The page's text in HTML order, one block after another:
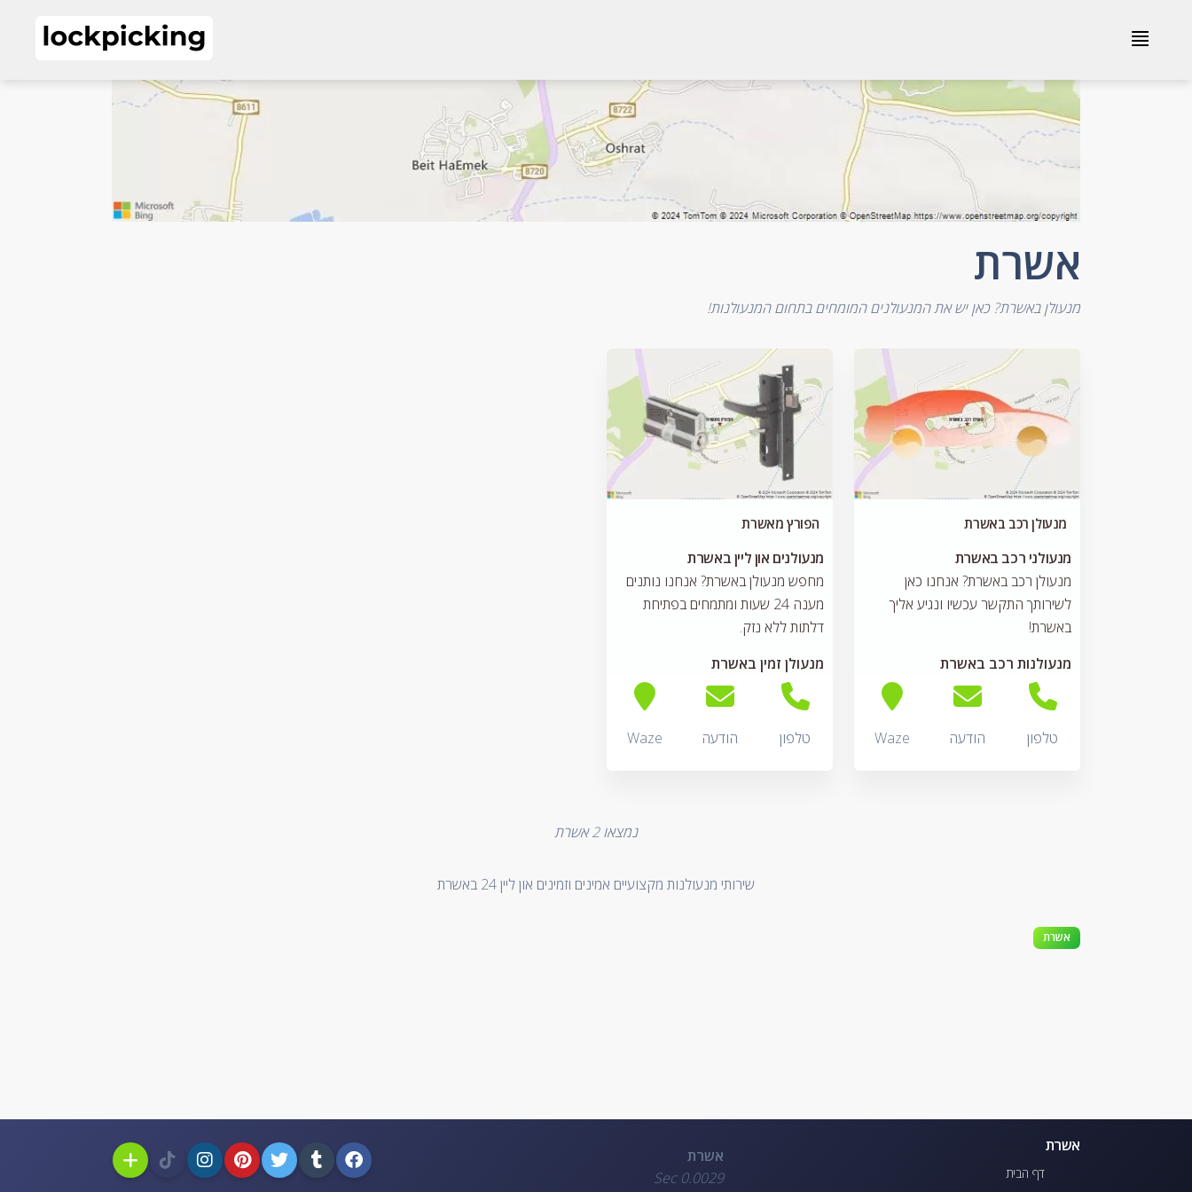
אשרת
≣
אשרת
מנעולן באשרת? כאן יש את המנעולנים המומחים בתחום המנעולנות!
מנעולן רכב באשרת
מנעולני רכב באשרת
מנעולן רכב באשרת? אנחנו כאן
לשירותך התקשר עכשיו ונגיע אליך
באשרת!
מנעולנות רכב באשרת
טלפון הודעה Waze
הפורץ מאשרת
מנעולנים און ליין באשרת
מחפש מנעולן באשרת? אנחנו נותנים
מענה 24 שעות ומתמחים בפתיחת
דלתות ללא נזק.
מנעולן זמין באשרת
טלפון הודעה Waze
נמצאו2אשרת
שירותי מנעולנות מקצועיים אמינים וזמינים און ליין 24 באשרת
אשרת
אשרת
דף הבית
אשרת
0.0029 Sec